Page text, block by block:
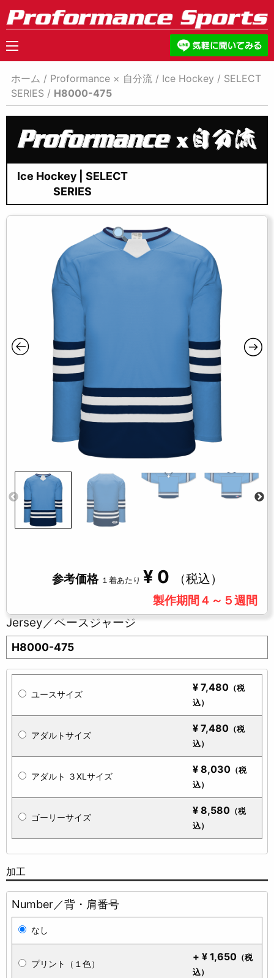
ホーム / Proformance × 自分流 / Ice Hockey / SELECT
SERIES / H8000-475
Ice Hockey | SELECT
SERIES
参考価格 １着あたり ¥ 0 （税込）
製作期間４～５週間
Jersey／ベースジャージ
H8000-475
ユースサイズ
¥ 7,480 （税
込）
アダルトサイズ
¥ 7,480 （税
込）
アダルト ３XLサイズ
¥ 8,030 （税
込）
ゴーリーサイズ
¥ 8,580 （税
込）
加工
Number／背・肩番号
なし
プリント（１色）
+ ¥ 1,650 （税
込）